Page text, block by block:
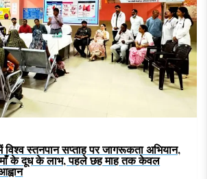
स्तनपान सप्ताह पर जागरूकता अभियान,
माँ के दूध के लाभ, पहले छह माह तक केवल